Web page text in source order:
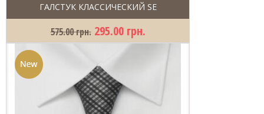
ГАЛСТУК КЛАССИЧЕСКИЙ SE
575.00 грн. 295.00 грн.